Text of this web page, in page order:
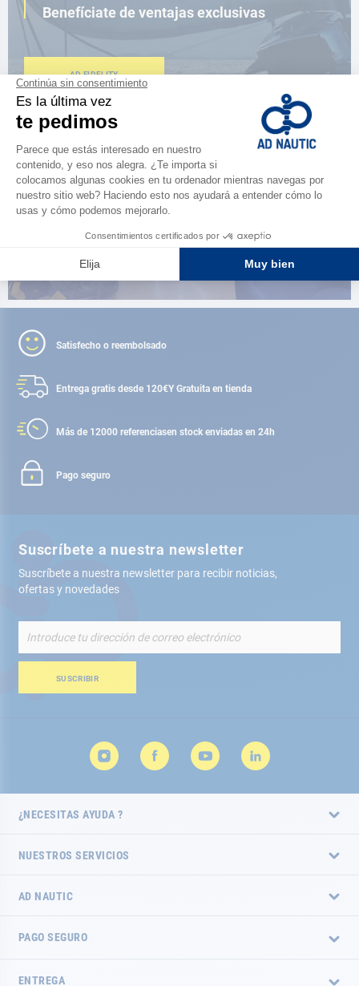
Benefíciate de ventajas exclusivas
AD FIDELITY
CERCA DE TI
150 tiendas en el mundo,
la fuerza de una red
ENCUENTRA UNA TIENDA
Satisfecho o reembolsado
Entrega gratis desde 120€Y Gratuita en tienda
Más de 12000 referenciasen stock enviadas en 24h
Pago seguro
Suscríbete a nuestra newsletter
Suscríbete a nuestra newsletter para recibir noticias,
ofertas y novedades
nuestro
de
SUSCRIBIR
¿NECESITAS AYUDA ?
NUESTROS SERVICIOS
AD NAUTIC
PAGO SEGURO
ENTREGA